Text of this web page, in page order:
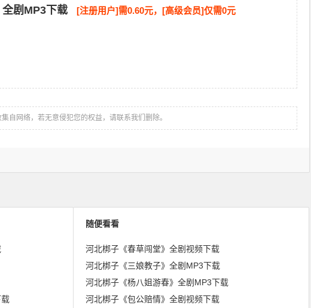
剧MP3下载 [注册用户]需0.60元，[高级会员]仅需0元
集自网络，若无意侵犯您的权益，请联系我们删除。
随便看看
河北梆子《春草闯堂》全剧视频下载
河北梆子《三娘教子》全剧MP3下载
河北梆子《杨八姐游春》全剧MP3下载
河北梆子《包公赔情》全剧视频下载